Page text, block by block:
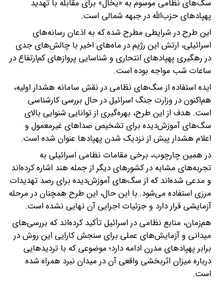
سگ‌های نظامی موسوم به «یخال» برای مقابله با تهدید
پهپادهای حزب‌الله در جبهه شمالی است.
این طرح در شرایطی مطرح شده که به اذعان رسانه‌های
اسرائیلی، ارتش این رژیم در ماه‌های اخیر با چالش‌های جدی
در رهگیری پهپادهای انتحاری و شناسایی پروازهای کم‌ارتفاع در
ساعات شب مواجه بوده است.
ایده استفاده از سگ‌های نظامی در نقش سامانه هشدار اولیه،
هم‌اکنون در وزارت جنگ اسرائیل در حال بررسی کارشناسی
است. هدف از این طرح، بهره‌گیری از توانایی شنوایی بالای
سگ‌های آموزش‌دیده برای تشخیص صداهای غیرمعمول و
اعلام هشدار پیش از نزدیک شدن پهپادها عنوان شده است.
در همین چارچوب، برخی مقامات نظامی اسرائیلی به
تجربه‌های مشابه در کشورهای دیگر از جمله هند اشاره کرده‌اند
و مدعی شده‌اند که از سگ‌های آموزش‌دیده برای رصد تهدیدات
مرزی استفاده می‌شود. با این حال، این طرح همچنان در مرحله
آزمایشی قرار دارد و جزئیات اجرایی آن نهایی نشده است.
هم‌زمان، منابع نظامی در اسرائیل تأکید کرده‌اند که بررسی‌های
میدانی و آزمایش‌های عملی برای سنجش کارایی این روش در
برابر پهپادهای مدرن ادامه دارد؛ موضوعی که با تردیدهایی
درباره میزان اثربخشی واقعی آن در میدان نبرد همراه شده
است.